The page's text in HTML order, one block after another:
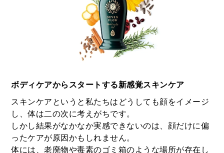
ボディケアからスタートする新感覚スキンケア
スキンケアというと私たちはどうしても顔をイメージ
し、体は二の次に考えがちです。
しかし結果がなかなか実感できないのは、顔だけに偏
ったケアが原因かもしれません。
体には、老廃物や毒素のゴミ箱のような場所が存在し